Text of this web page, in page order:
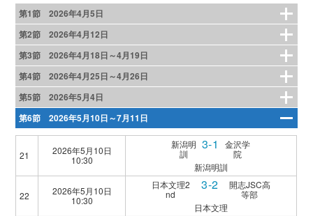
第1節 2026年4月5日
第2節 2026年4月12日
第3節 2026年4月18日～4月19日
第4節 2026年4月25日～4月26日
第5節 2026年5月4日
第6節 2026年5月10日～7月11日
21
2026年5月10日
10:30
新潟明
訓
3-1
金沢学
院
新潟明訓
22
2026年5月10日
10:30
日本文理2
nd
3-2
開志JSC高
等部
日本文理